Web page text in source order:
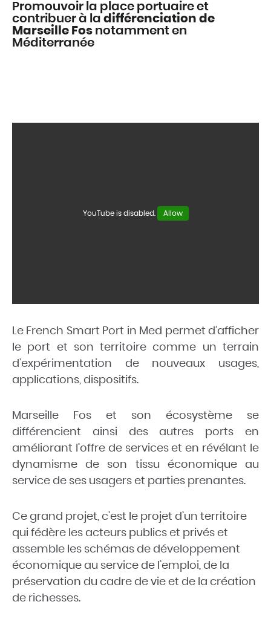
Promouvoir la place portuaire et
contribuer à la différenciation de
Marseille Fos notamment en
Méditerranée
YouTube is disabled. Allow
Le French Smart Port in Med permet d’afficher
le port et son territoire comme un terrain
d’expérimentation de nouveaux usages,
applications, dispositifs.
Marseille Fos et son écosystème se
différencient ainsi des autres ports en
améliorant l’offre de services et en révélant le
dynamisme de son tissu économique au
service de ses usagers et parties prenantes.
Ce grand projet, c’est le projet d’un territoire
qui fédère les acteurs publics et privés et
assemble les schémas de développement
économique au service de l’emploi, de la
préservation du cadre de vie et de la création
de richesses.